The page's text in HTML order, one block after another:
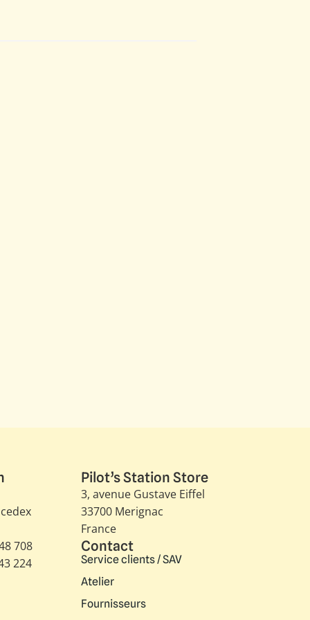
708
224
Pilot’s Station Store
3, avenue Gustave Eiffel​
33700 Merignac
France
Contact
Service clients / SAV
Atelier
Fournisseurs